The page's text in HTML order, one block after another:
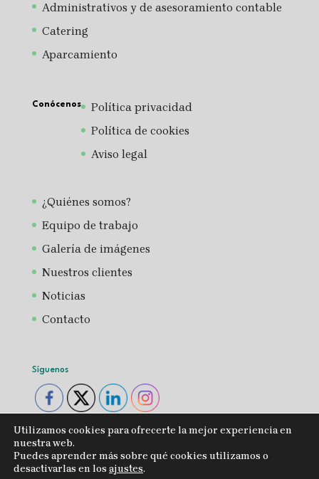
Administrativos y de asesoramiento contable
Catering
Aparcamiento
Conócenos
Política privacidad
Política de cookies
Aviso legal
¿Quiénes somos?
Equipo de trabajo
Galería de imágenes
Nuestros clientes
Noticias
Contacto
Síguenos
Utilizamos cookies para ofrecerte la mejor experiencia en
nuestra web.
Puedes aprender más sobre qué cookies utilizamos o
desactivarlas en los ajustes.